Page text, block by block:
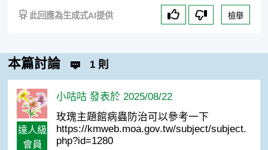
此回應為生成式AI提供 檢舉
本篇討論 1 則
達人級
會員
小咕咕 發表於 2025/08/22
玫瑰主題館病蟲防治可以參考一下
https://kmweb.moa.gov.tw/subject/subject.
php?id=1280